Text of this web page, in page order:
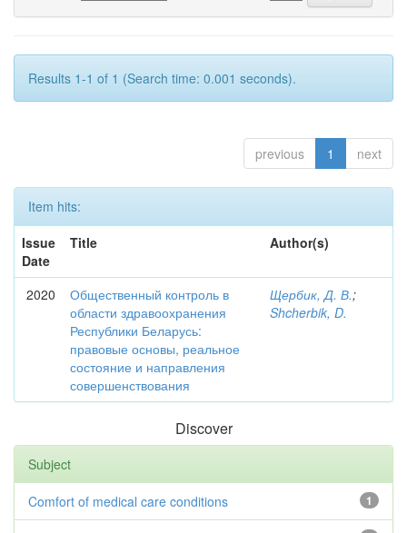
Results 1-1 of 1 (Search time: 0.001 seconds).
previous 1 next
Item hits:
Issue
Date
Title Author(s)
2020
Общественный контроль в
области здравоохранения
Республики Беларусь:
правовые основы, реальное
состояние и направления
совершенствования
Щербик, Д. В.;
Shcherbik, D.
Discover
Subject
1
Comfort of medical care conditions